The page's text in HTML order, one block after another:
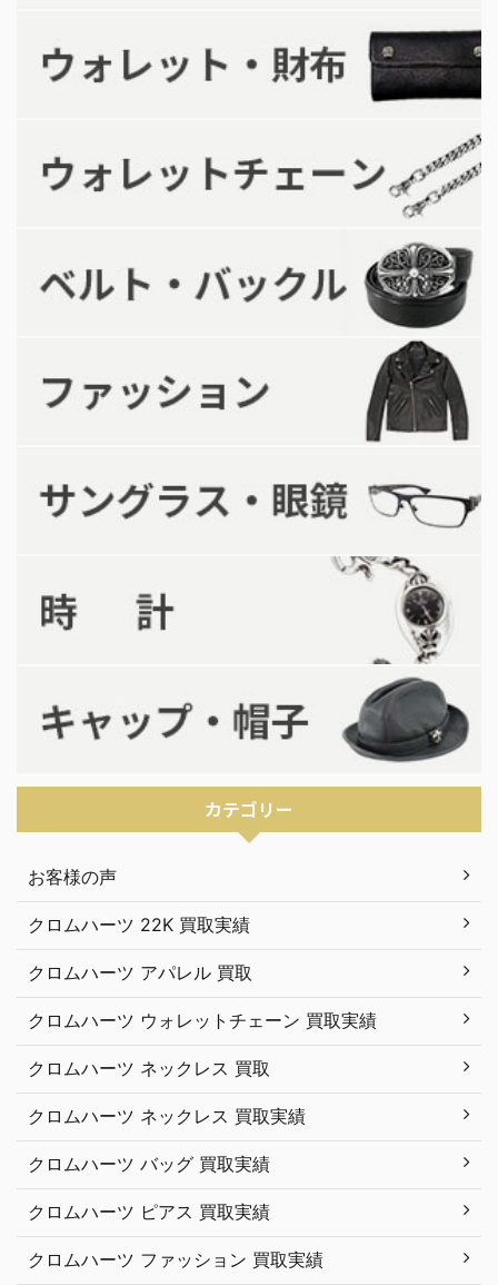
カテゴリー
お客様の声
クロムハーツ 22K 買取実績
クロムハーツ アパレル 買取
クロムハーツ ウォレットチェーン 買取実績
クロムハーツ ネックレス 買取
クロムハーツ ネックレス 買取実績
クロムハーツ バッグ 買取実績
クロムハーツ ピアス 買取実績
クロムハーツ ファッション 買取実績